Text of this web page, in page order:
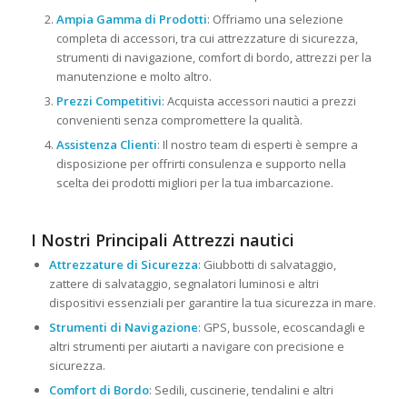
Ampia Gamma di Prodotti: Offriamo una selezione
completa di accessori, tra cui attrezzature di sicurezza,
strumenti di navigazione, comfort di bordo, attrezzi per la
manutenzione e molto altro.
Prezzi Competitivi: Acquista accessori nautici a prezzi
convenienti senza compromettere la qualità.
Assistenza Clienti: Il nostro team di esperti è sempre a
disposizione per offrirti consulenza e supporto nella
scelta dei prodotti migliori per la tua imbarcazione.
I Nostri Principali Attrezzi nautici
Attrezzature di Sicurezza: Giubbotti di salvataggio,
zattere di salvataggio, segnalatori luminosi e altri
dispositivi essenziali per garantire la tua sicurezza in mare.
Strumenti di Navigazione: GPS, bussole, ecoscandagli e
altri strumenti per aiutarti a navigare con precisione e
sicurezza.
Comfort di Bordo: Sedili, cuscinerie, tendalini e altri